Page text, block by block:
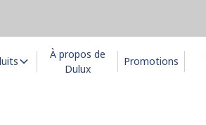
À propos de
Dulux
Promotions